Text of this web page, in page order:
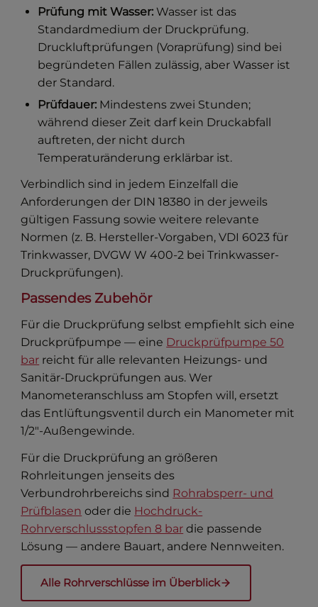
Prüfung mit Wasser: Wasser ist das
Standardmedium der Druckprüfung.
Druckluftprüfungen (Voraprüfung) sind bei
begründeten Fällen zulässig, aber Wasser ist
der Standard.
Prüfdauer: Mindestens zwei Stunden;
während dieser Zeit darf kein Druckabfall
auftreten, der nicht durch
Temperaturänderung erklärbar ist.
Verbindlich sind in jedem Einzelfall die
Anforderungen der DIN 18380 in der jeweils
gültigen Fassung sowie weitere relevante
Normen (z. B. Hersteller-Vorgaben, VDI 6023 für
Trinkwasser, DVGW W 400-2 bei Trinkwasser-
Druckprüfungen).
Passendes Zubehör
Für die Druckprüfung selbst empfiehlt sich eine
Druckprüfpumpe — eine Druckprüfpumpe 50
bar reicht für alle relevanten Heizungs- und
Sanitär-Druckprüfungen aus. Wer
Manometeranschluss am Stopfen will, ersetzt
das Entlüftungsventil durch ein Manometer mit
1/2″-Außengewinde.
Für die Druckprüfung an größeren
Rohrleitungen jenseits des
Verbundrohrbereichs sind Rohrabsperr- und
Prüfblasen oder die Hochdruck-
Rohrverschlussstopfen 8 bar die passende
Lösung — andere Bauart, andere Nennweiten.
Alle Rohrverschlüsse im Überblick